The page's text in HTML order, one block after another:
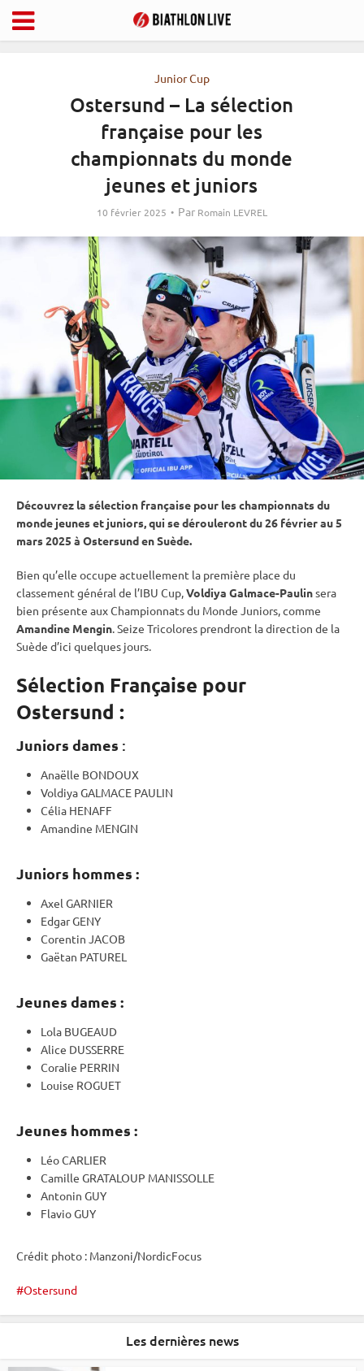
Junior Cup
Ostersund – La sélection
française pour les
championnats du monde
jeunes et juniors
10 février 2025 Par Romain LEVREL
Découvrez la sélection française pour leschampionnats du
monde jeunes et juniors, qui se dérouleront du 26 février au 5
mars 2025 à Ostersunden Suède.
Bien qu’elle occupe actuellement la première place du
classement général de l’IBU Cup,Voldiya Galmace-Paulinsera
bien présente auxChampionnats du Monde Juniors, comme
Amandine Mengin. Seize Tricolores prendront la direction de la
Suède d’ici quelques jours.
Sélection Française pour
Ostersund :
Juniors dames :
Anaëlle BONDOUX
Voldiya GALMACE PAULIN
Célia HENAFF
Amandine MENGIN
Juniors hommes :
Axel GARNIER
Edgar GENY
Corentin JACOB
Gaëtan PATUREL
Jeunes dames :
Lola BUGEAUD
Alice DUSSERRE
Coralie PERRIN
Louise ROGUET
Jeunes hommes :
Léo CARLIER
Camille GRATALOUP MANISSOLLE
Antonin GUY
Flavio GUY
Crédit photo : Manzoni/NordicFocus
Ostersund
Les dernières news